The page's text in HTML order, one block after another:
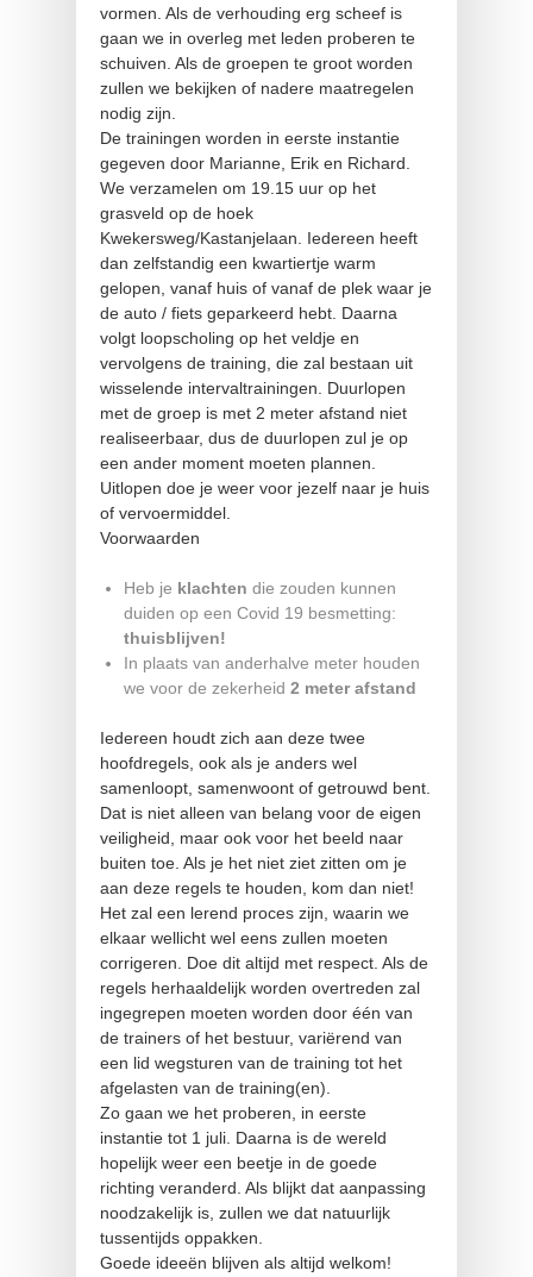
vormen. Als de verhouding erg scheef is
gaan we in overleg met leden proberen te
schuiven. Als de groepen te groot worden
zullen we bekijken of nadere maatregelen
nodig zijn.
De trainingen worden in eerste instantie
gegeven door Marianne, Erik en Richard.
We verzamelen om 19.15 uur op het
grasveld op de hoek
Kwekersweg/Kastanjelaan. Iedereen heeft
dan zelfstandig een kwartiertje warm
gelopen, vanaf huis of vanaf de plek waar je
de auto / fiets geparkeerd hebt. Daarna
volgt loopscholing op het veldje en
vervolgens de training, die zal bestaan uit
wisselende intervaltrainingen. Duurlopen
met de groep is met 2 meter afstand niet
realiseerbaar, dus de duurlopen zul je op
een ander moment moeten plannen.
Uitlopen doe je weer voor jezelf naar je huis
of vervoermiddel.
Voorwaarden
Heb je klachten die zouden kunnen
duiden op een Covid 19 besmetting:
thuisblijven!
In plaats van anderhalve meter houden
we voor de zekerheid 2 meter afstand
Iedereen houdt zich aan deze twee
hoofdregels, ook als je anders wel
samenloopt, samenwoont of getrouwd bent.
Dat is niet alleen van belang voor de eigen
veiligheid, maar ook voor het beeld naar
buiten toe. Als je het niet ziet zitten om je
aan deze regels te houden, kom dan niet!
Het zal een lerend proces zijn, waarin we
elkaar wellicht wel eens zullen moeten
corrigeren. Doe dit altijd met respect. Als de
regels herhaaldelijk worden overtreden zal
ingegrepen moeten worden door één van
de trainers of het bestuur, variërend van
een lid wegsturen van de training tot het
afgelasten van de training(en).
Zo gaan we het proberen, in eerste
instantie tot 1 juli. Daarna is de wereld
hopelijk weer een beetje in de goede
richting veranderd. Als blijkt dat aanpassing
noodzakelijk is, zullen we dat natuurlijk
tussentijds oppakken.
Goede ideeën blijven als altijd welkom!